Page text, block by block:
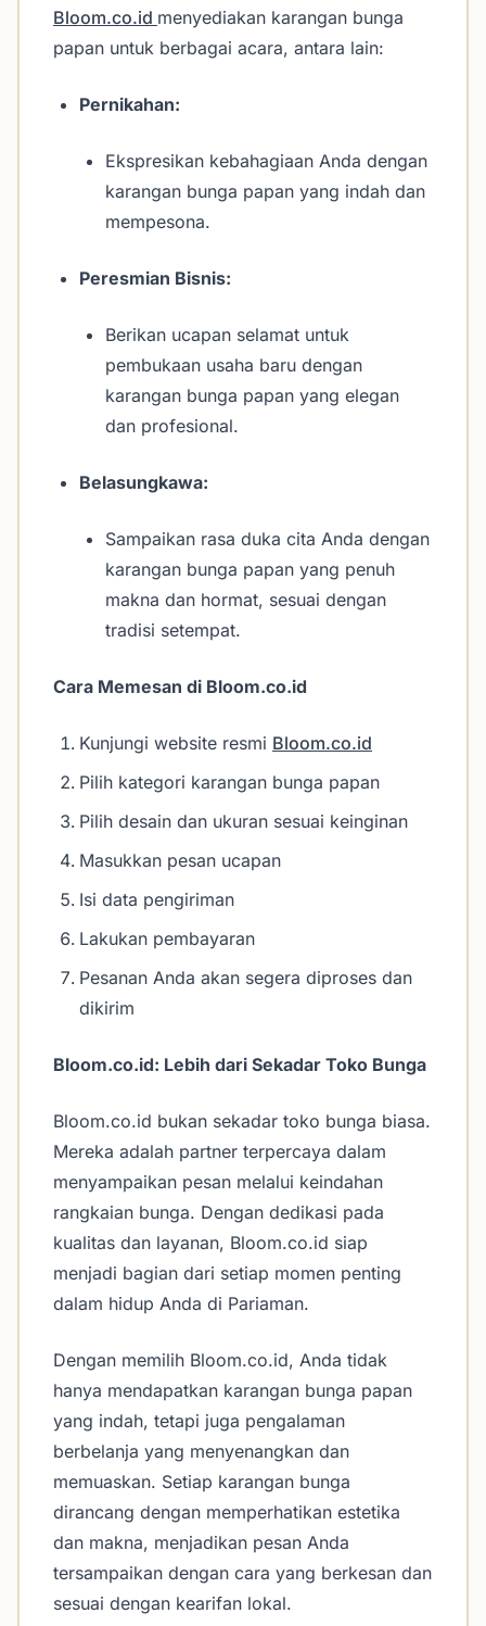
Bloom.co.id menyediakan karangan bunga
papan untuk berbagai acara, antara lain:
Pernikahan:
Ekspresikan kebahagiaan Anda dengan
karangan bunga papan yang indah dan
mempesona.
Peresmian Bisnis:
Berikan ucapan selamat untuk
pembukaan usaha baru dengan
karangan bunga papan yang elegan
dan profesional.
Belasungkawa:
Sampaikan rasa duka cita Anda dengan
karangan bunga papan yang penuh
makna dan hormat, sesuai dengan
tradisi setempat.
Cara Memesan di Bloom.co.id
Kunjungi website resmi Bloom.co.id
Pilih kategori karangan bunga papan
Pilih desain dan ukuran sesuai keinginan
Masukkan pesan ucapan
Isi data pengiriman
Lakukan pembayaran
Pesanan Anda akan segera diproses dan
dikirim
Bloom.co.id: Lebih dari Sekadar Toko Bunga
Bloom.co.id bukan sekadar toko bunga biasa.
Mereka adalah partner terpercaya dalam
menyampaikan pesan melalui keindahan
rangkaian bunga. Dengan dedikasi pada
kualitas dan layanan, Bloom.co.id siap
menjadi bagian dari setiap momen penting
dalam hidup Anda di Pariaman.
Dengan memilih Bloom.co.id, Anda tidak
hanya mendapatkan karangan bunga papan
yang indah, tetapi juga pengalaman
berbelanja yang menyenangkan dan
memuaskan. Setiap karangan bunga
dirancang dengan memperhatikan estetika
dan makna, menjadikan pesan Anda
tersampaikan dengan cara yang berkesan dan
sesuai dengan kearifan lokal.